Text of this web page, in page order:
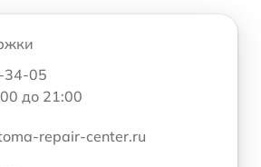
34-05
до 21:00
repair-center.ru